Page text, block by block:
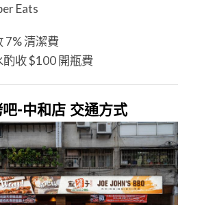
Eats
7% 清潔費
收 $100 開瓶費
-中和店 交通方式